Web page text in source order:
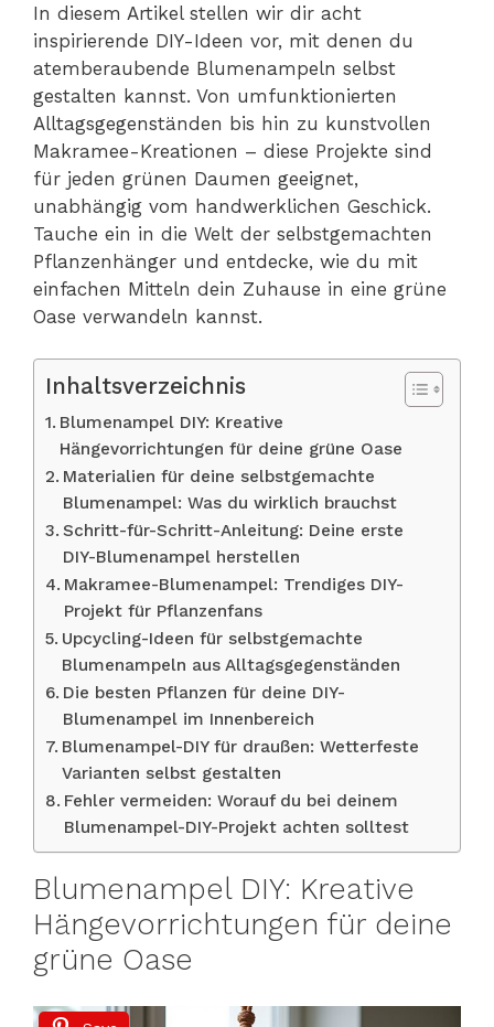
In diesem Artikel stellen wir dir acht
inspirierende DIY-Ideen vor, mit denen du
atemberaubende Blumenampeln selbst
gestalten kannst. Von umfunktionierten
Alltagsgegenständen bis hin zu kunstvollen
Makramee-Kreationen – diese Projekte sind
für jeden grünen Daumen geeignet,
unabhängig vom handwerklichen Geschick.
Tauche ein in die Welt der selbstgemachten
Pflanzenhänger und entdecke, wie du mit
einfachen Mitteln dein Zuhause in eine grüne
Oase verwandeln kannst.
Inhaltsverzeichnis
Blumenampel DIY: Kreative
Hängevorrichtungen für deine grüne Oase
Materialien für deine selbstgemachte
Blumenampel: Was du wirklich brauchst
Schritt-für-Schritt-Anleitung: Deine erste
DIY-Blumenampel herstellen
Makramee-Blumenampel: Trendiges DIY-
Projekt für Pflanzenfans
Upcycling-Ideen für selbstgemachte
Blumenampeln aus Alltagsgegenständen
Die besten Pflanzen für deine DIY-
Blumenampel im Innenbereich
Blumenampel-DIY für draußen: Wetterfeste
Varianten selbst gestalten
Fehler vermeiden: Worauf du bei deinem
Blumenampel-DIY-Projekt achten solltest
Blumenampel DIY: Kreative
Hängevorrichtungen für deine
grüne Oase